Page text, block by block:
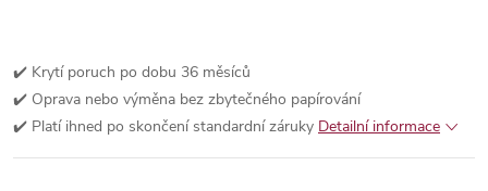
✔️ Krytí poruch po dobu 36 měsíců
✔️ Oprava nebo výměna bez zbytečného papírování
✔️ Platí ihned po skončení standardní záruky Detailní informace